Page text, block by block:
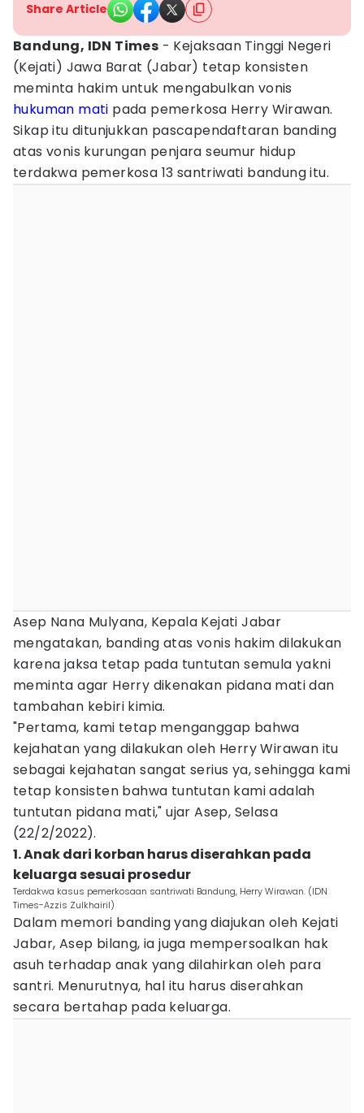
Share Article
Bandung, IDN Times - Kejaksaan Tinggi Negeri
(Kejati) Jawa Barat (Jabar) tetap konsisten
meminta hakim untuk mengabulkan vonis
hukuman mati pada pemerkosa Herry Wirawan.
Sikap itu ditunjukkan pascapendaftaran banding
atas vonis kurungan penjara seumur hidup
terdakwa pemerkosa 13 santriwati bandung itu.
Asep Nana Mulyana, Kepala Kejati Jabar
mengatakan, banding atas vonis hakim dilakukan
karena jaksa tetap pada tuntutan semula yakni
meminta agar Herry dikenakan pidana mati dan
tambahan kebiri kimia.
"Pertama, kami tetap menganggap bahwa
kejahatan yang dilakukan oleh Herry Wirawan itu
sebagai kejahatan sangat serius ya, sehingga kami
tetap konsisten bahwa tuntutan kami adalah
tuntutan pidana mati," ujar Asep, Selasa
(22/2/2022).
1. Anak dari korban harus diserahkan pada
keluarga sesuai prosedur
Terdakwa kasus pemerkosaan santriwati Bandung, Herry Wirawan. (IDN
Times-Azzis Zulkhairil)
Dalam memori banding yang diajukan oleh Kejati
Jabar, Asep bilang, ia juga mempersoalkan hak
asuh terhadap anak yang dilahirkan oleh para
santri. Menurutnya, hal itu harus diserahkan
secara bertahap pada keluarga.